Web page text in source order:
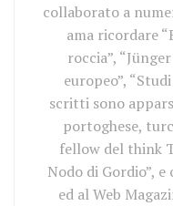
collaborato a
ama ricordare
roccia”,
europeo”,
scritti sono
portoghese,
fellow del think
Nodo di Gordio”,
ed al Web